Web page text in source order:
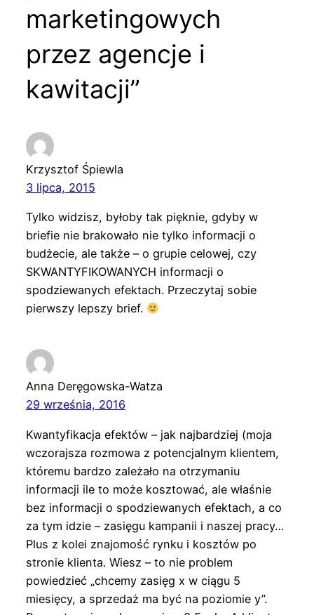
marketingowych
przez agencje i
kawitacji”
Krzysztof Śpiewla
3 lipca, 2015
Tylko widzisz, byłoby tak pięknie, gdyby w
briefie nie brakowało nie tylko informacji o
budżecie, ale także – o grupie celowej, czy
SKWANTYFIKOWANYCH informacji o
spodziewanych efektach. Przeczytaj sobie
pierwszy lepszy brief.
Anna Deręgowska-Watza
29 września, 2016
Kwantyfikacja efektów – jak najbardziej (moja
wczorajsza rozmowa z potencjalnym klientem,
któremu bardzo zależało na otrzymaniu
informacji ile to może kosztować, ale właśnie
bez informacji o spodziewanych efektach, a co
za tym idzie – zasięgu kampanii i naszej pracy…
Plus z kolei znajomość rynku i kosztów po
stronie klienta. Wiesz – to nie problem
powiedzieć „chcemy zasięg x w ciągu 5
miesięcy, a sprzedaż ma być na poziomie y”.